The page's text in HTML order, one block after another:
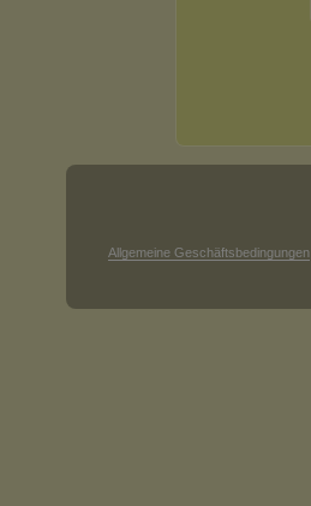
Allgemeine Geschäftsbedingungen